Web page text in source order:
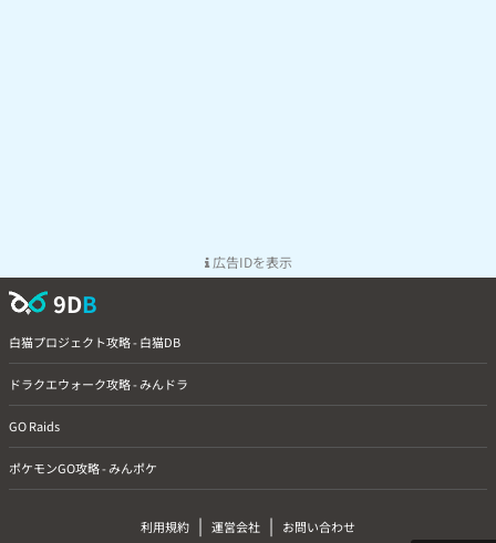
広告IDを表示
9DB
白猫プロジェクト攻略 - 白猫DB
ドラクエウォーク攻略 - みんドラ
GO Raids
ポケモンGO攻略 - みんポケ
利用規約 | 運営会社 | お問い合わせ